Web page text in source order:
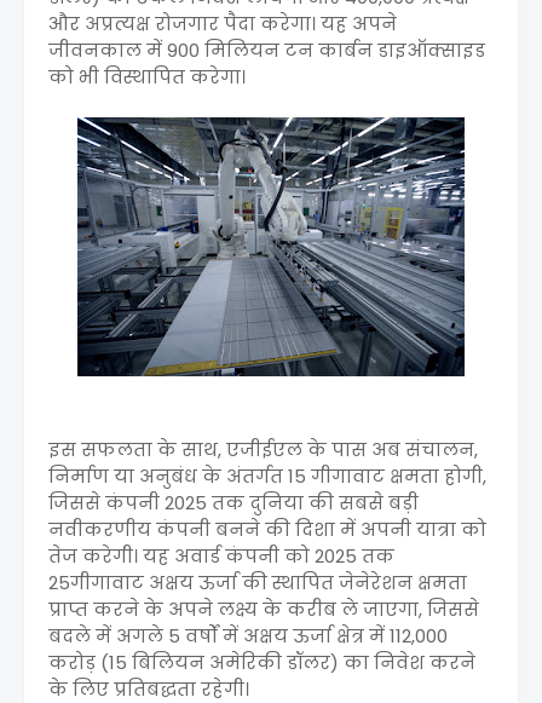
और अप्रत्यक्ष रोजगार पैदा करेगा। यह अपने
जीवनकाल में 900 मिलियन टन कार्बन डाइऑक्साइड
को भी विस्थापित करेगा।
इस सफलता के साथ, एजीईएल के पास अब संचालन,
निर्माण या अनुबंध के अंतर्गत 15 गीगावाट क्षमता होगी,
जिससे कंपनी 2025 तक दुनिया की सबसे बड़ी
नवीकरणीय कंपनी बनने की दिशा में अपनी यात्रा को
तेज करेगी। यह अवार्ड कंपनी को 2025 तक
25गीगावाट अक्षय ऊर्जा की स्थापित जेनेरेशन क्षमता
प्राप्त करने के अपने लक्ष्य के करीब ले जाएगा, जिससे
बदले में अगले 5 वर्षों में अक्षय ऊर्जा क्षेत्र में 112,000
करोड़ (15 बिलियन अमेरिकी डॉलर) का निवेश करने
के लिए प्रतिबद्धता रहेगी।